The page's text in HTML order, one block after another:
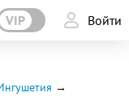
VIP Войти